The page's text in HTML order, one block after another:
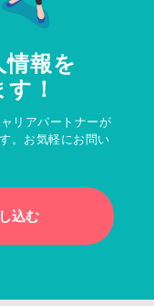
報を
！
リアパートナーが
。お気軽にお問い
込む